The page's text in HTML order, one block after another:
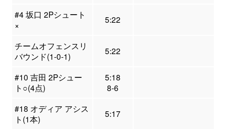
#4 坂口 2Pシュート
×
5:22
チームオフェンスリ
バウンド(1-0-1)
5:22
#10 吉田 2Pシュー
ト○(4点)
5:18
8-6
#18 オディア アシス
ト(1本)
5:17